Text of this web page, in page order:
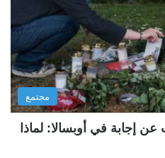
مجتمع
إجابة في أوبسالا: لماذا